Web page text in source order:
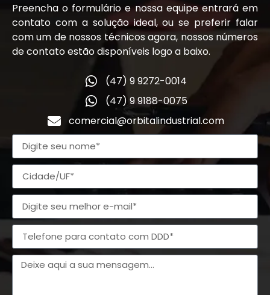
Preencha o formulário e nossa equipe entrará em
contato com a solução ideal, ou se preferir falar
com um de nossos técnicos agora, nossos números
de contato estão disponíveis logo a baixo.
(47) 9 9272-0014
(47) 9 9188-0075
comercial@orbitalindustrial.com